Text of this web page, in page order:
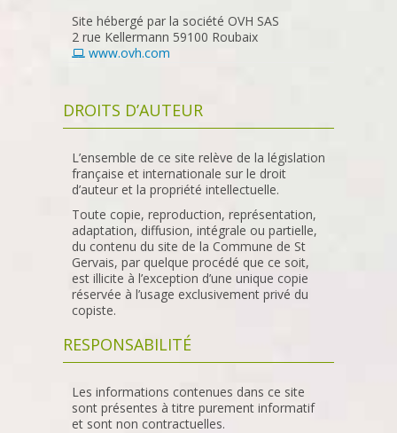
Site hébergé par la société OVH SAS
2 rue Kellermann 59100 Roubaix
www.ovh.com
DROITS D’AUTEUR
L’ensemble de ce site relève de la législation
française et internationale sur le droit
d’auteur et la propriété intellectuelle.
Toute copie, reproduction, représentation,
adaptation, diffusion, intégrale ou partielle,
du contenu du site de la Commune de St
Gervais, par quelque procédé que ce soit,
est illicite à l’exception d’une unique copie
réservée à l’usage exclusivement privé du
copiste.
RESPONSABILITÉ
Les informations contenues dans ce site
sont présentes à titre purement informatif
et sont non contractuelles.